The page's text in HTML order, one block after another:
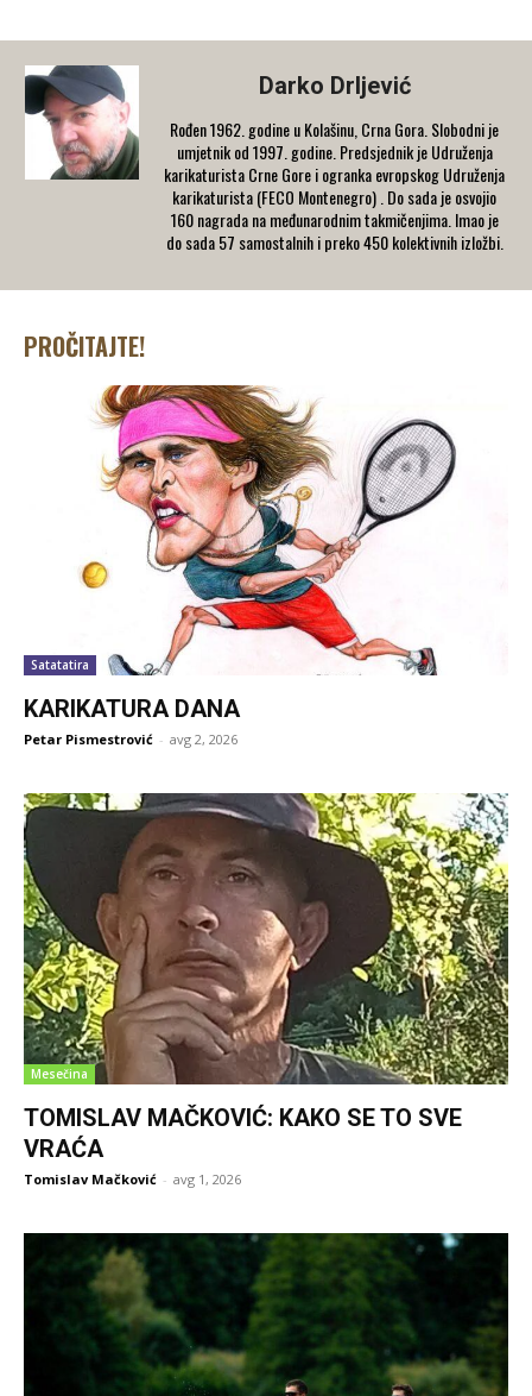
Darko Drljević
Rođen 1962. godine u Kolašinu, Crna Gora. Slobodni je
umjetnik od 1997. godine. Predsjednik je Udruženja
karikaturista Crne Gore i ogranka evropskog Udruženja
karikaturista (FECO Montenegro) . Do sada je osvojio
160 nagrada na međunarodnim takmičenjima. Imao je
do sada 57 samostalnih i preko 450 kolektivnih izložbi.
PROČITAJTE!
Satatatira
KARIKATURA DANA
Petar Pismestrović - avg 2, 2026
Mesečina
TOMISLAV MAČKOVIĆ: KAKO SE TO SVE
VRAĆA
Tomislav Mačković - avg 1, 2026